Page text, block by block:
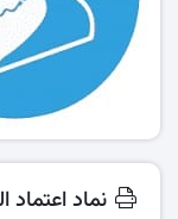
نماد اعتماد